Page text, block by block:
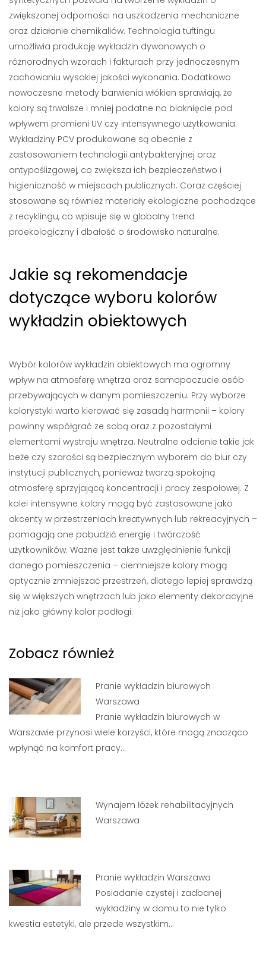
zwiększonej odporności na uszkodzenia mechaniczne
oraz działanie chemikaliów. Technologia tuftingu
umożliwia produkcję wykładzin dywanowych o
różnorodnych wzorach i fakturach przy jednoczesnym
zachowaniu wysokiej jakości wykonania. Dodatkowo
nowoczesne metody barwienia włókien sprawiają, że
kolory są trwalsze i mniej podatne na blaknięcie pod
wpływem promieni UV czy intensywnego użytkowania.
Wykładziny PCV produkowane są obecnie z
zastosowaniem technologii antybakteryjnej oraz
antypoślizgowej, co zwiększa ich bezpieczeństwo i
higieniczność w miejscach publicznych. Coraz częściej
stosowane są również materiały ekologiczne pochodzące
z recyklingu, co wpisuje się w globalny trend
proekologiczny i dbałość o środowisko naturalne.
Jakie są rekomendacje
dotyczące wyboru kolorów
wykładzin obiektowych
Wybór kolorów wykładzin obiektowych ma ogromny
wpływ na atmosferę wnętrza oraz samopoczucie osób
przebywających w danym pomieszczeniu. Przy wyborze
kolorystyki warto kierować się zasadą harmonii – kolory
powinny współgrać ze sobą oraz z pozostałymi
elementami wystroju wnętrza. Neutralne odcienie takie jak
beże czy szarości są bezpiecznym wyborem do biur czy
instytucji publicznych, ponieważ tworzą spokojną
atmosferę sprzyjającą koncentracji i pracy zespołowej. Z
kolei intensywne kolory mogą być zastosowane jako
akcenty w przestrzeniach kreatywnych lub rekreacyjnych –
pomagają one pobudzić energię i twórczość
użytkowników. Ważne jest także uwzględnienie funkcji
danego pomieszczenia – ciemniejsze kolory mogą
optycznie zmniejszać przestrzeń, dlatego lepiej sprawdzą
się w większych wnętrzach lub jako elementy dekoracyjne
niż jako główny kolor podłogi.
Zobacz również
Pranie wykładzin biurowych
Warszawa
Pranie wykładzin biurowych w
Warszawie przynosi wiele korzyści, które mogą znacząco
wpłynąć na komfort pracy…
Wynajem łóżek rehabilitacyjnych
Warszawa
Pranie wykładzin Warszawa
Posiadanie czystej i zadbanej
wykładziny w domu to nie tylko
kwestia estetyki, ale przede wszystkim…